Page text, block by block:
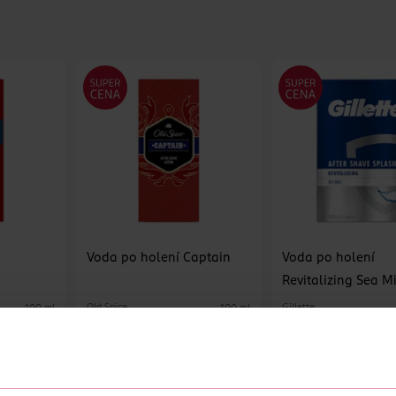
100 ml
Voda po holení Captain
Old Spice 100 ml
Voda po holení
Revitalizing Sea
Gillette